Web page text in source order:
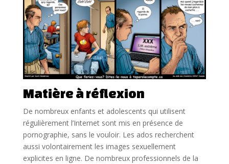
Matière à réflexion
De nombreux enfants et adolescents qui utilisent
régulièrement l’Internet sont mis en présence de
pornographie, sans le vouloir. Les ados recherchent
aussi volontairement les images sexuellement
explicites en ligne. De nombreux professionnels de la